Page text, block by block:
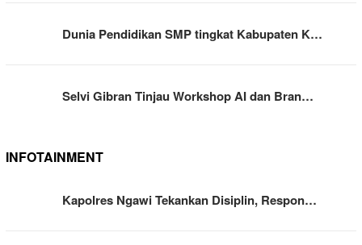
Dunia Pendidikan SMP tingkat Kabupaten K…
Selvi Gibran Tinjau Workshop AI dan Bran…
INFOTAINMENT
Kapolres Ngawi Tekankan Disiplin, Respon…